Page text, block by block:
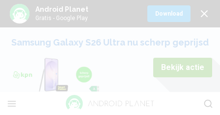
Android Planet
Gratis - Google Play
Download
Samsung Galaxy S26 Ultra nu scherp geprijsd
Bekijk actie